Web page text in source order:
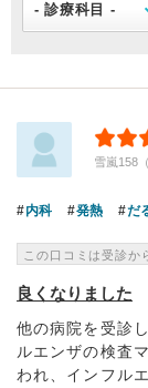
雪嵐158
内科 発熱 だ
この口コミは受診か
良くなりました
他の病院を受診
ルエンザの検査
われ、インフル